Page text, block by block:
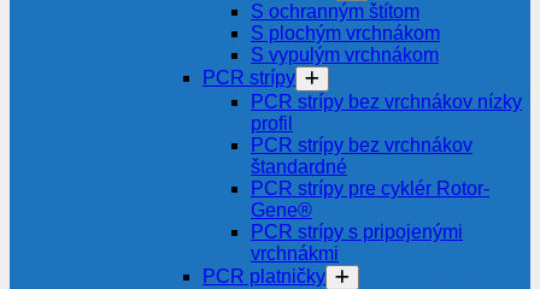
S ochranným štítom
S plochým vrchnákom
S vypulým vrchnákom
PCR strípy
PCR strípy bez vrchnákov nízky
profil
PCR strípy bez vrchnákov
štandardné
PCR strípy pre cyklér Rotor-
Gene®
PCR strípy s pripojenými
vrchnákmi
PCR platničky